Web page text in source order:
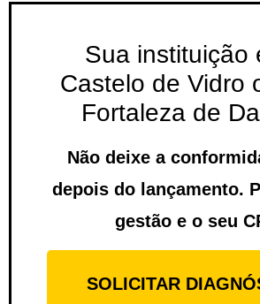
Sua instituição
Castelo de Vidro
Fortaleza de
Não deixe a
depois do lançamento.
gestão e o seu
SOLICITAR